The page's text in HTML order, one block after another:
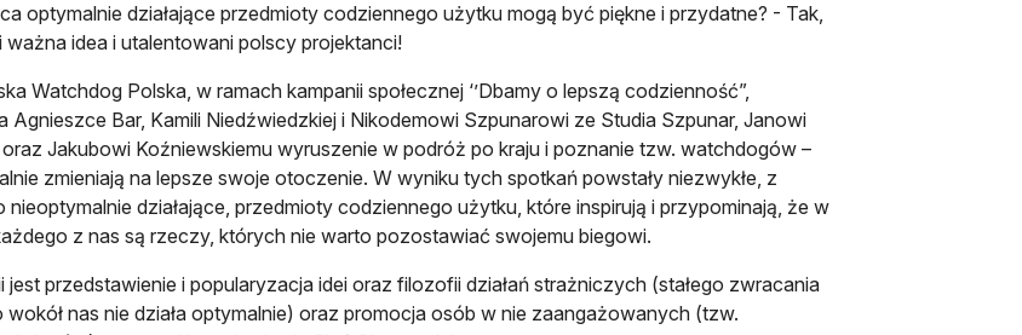
optymalnie działające przedmioty codziennego użytku mogą być piękne i przydatne? - Tak,
ważna idea i utalentowani polscy projektanci!
Watchdog Polska, w ramach kampanii społecznej ‘’Dbamy o lepszą codzienność”,
Agnieszce Bar, Kamili Niedźwiedzkiej i Nikodemowi Szpunarowi ze Studia Szpunar, Janowi
Jakubowi Koźniewskiemu wyruszenie w podróż po kraju i poznanie tzw. watchdogów –
zmieniają na lepsze swoje otoczenie. W wyniku tych spotkań powstały niezwykłe, z
nieoptymalnie działające, przedmioty codziennego użytku, które inspirują i przypominają, że w
z nas są rzeczy, których nie warto pozostawiać swojemu biegowi.
jest przedstawienie i popularyzacja idei oraz filozofii działań strażniczych (stałego zwracania
nas nie działa optymalnie) oraz promocja osób w nie zaangażowanych (tzw.